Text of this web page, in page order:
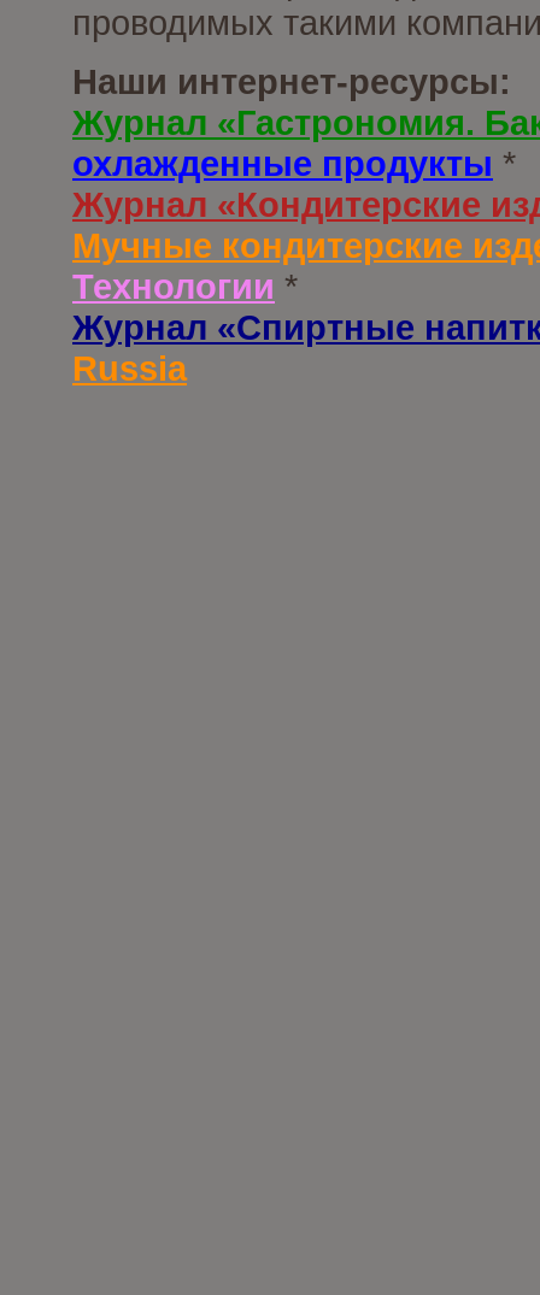
проводимых такими
Наши интернет-ресурсы:
Журнал «Гастрономия.
охлажденные продукты *
Журнал «Кондитерские
Мучные кондитерские
Технологии *
Журнал «Спиртные
Russia